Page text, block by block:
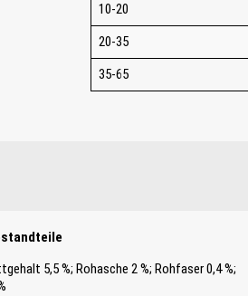
10-20
20-35
35-65
5,5 %; Rohasche 2 %; Rohfaser 0,4 %;